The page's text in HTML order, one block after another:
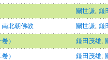
關世謙; 鎌
南北朝佛教 關世謙; 鎌
） 鎌田茂雄;
） 鎌田茂雄;